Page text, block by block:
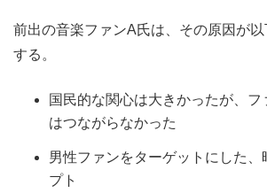
前出の音楽ファンA氏は、その原因が
する。
国民的な関心は大きかったが、フ
はつながらなかった
男性ファンをターゲットにした、
プト